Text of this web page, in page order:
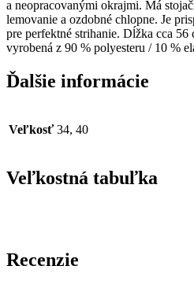
a neopracovanými okrajmi. Má
lemovanie a ozdobné chlopne. Je
pre perfektné strihanie. Dĺžka cca 56
vyrobená z 90 % polyesteru / 10 %
Ďalšie informácie
Veľkosť 34, 40
Veľkostná tabuľka
Recenzie